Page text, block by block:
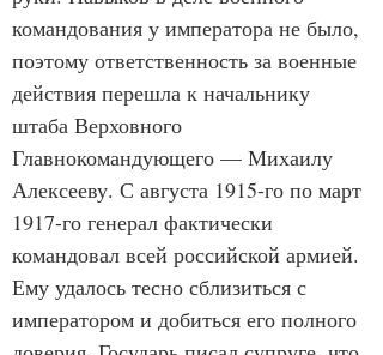
командования у императора не было,
поэтому ответственность за военные
действия перешла к начальнику
штаба Верховного
Главнокомандующего — Михаилу
Алексееву. С августа 1915-го по март
1917-го генерал фактически
командовал всей российской армией.
Ему удалось тесно сблизиться с
императором и добиться его полного